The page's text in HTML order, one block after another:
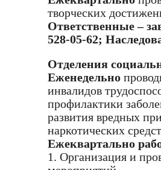
творческих
Ответственные –
528-05-62;
Отделения
Еженедельно
инвалидов
профилактики
развития вредных
наркотических
Ежеквартально
1. Организация и